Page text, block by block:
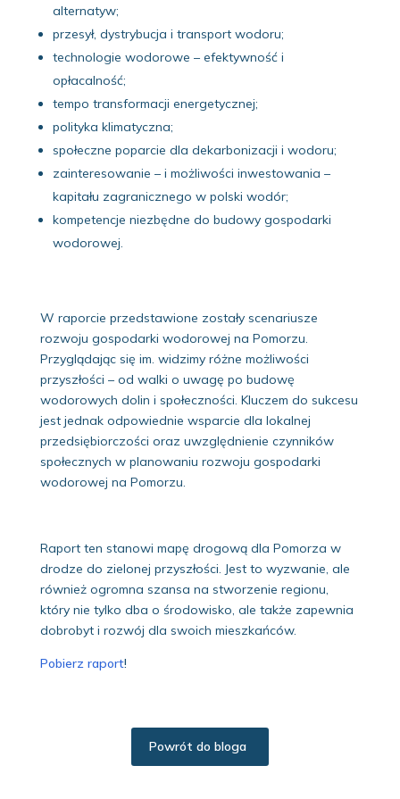
alternatyw;
przesył, dystrybucja i transport wodoru;
technologie wodorowe – efektywność i
opłacalność;
tempo transformacji energetycznej;
polityka klimatyczna;
społeczne poparcie dla dekarbonizacji i wodoru;
zainteresowanie – i możliwości inwestowania –
kapitału zagranicznego w polski wodór;
kompetencje niezbędne do budowy gospodarki
wodorowej.
W raporcie przedstawione zostały scenariusze
rozwoju gospodarki wodorowej na Pomorzu.
Przyglądając się im. widzimy różne możliwości
przyszłości – od walki o uwagę po budowę
wodorowych dolin i społeczności. Kluczem do sukcesu
jest jednak odpowiednie wsparcie dla lokalnej
przedsiębiorczości oraz uwzględnienie czynników
społecznych w planowaniu rozwoju gospodarki
wodorowej na Pomorzu.
Raport ten stanowi mapę drogową dla Pomorza w
drodze do zielonej przyszłości. Jest to wyzwanie, ale
również ogromna szansa na stworzenie regionu,
który nie tylko dba o środowisko, ale także zapewnia
dobrobyt i rozwój dla swoich mieszkańców.
Pobierz raport!
Powrót do bloga